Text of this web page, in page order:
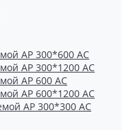
АР 300*600 AC
АР 300*1200 AC
АР 600 AC
АР 600*1200 AC
АР 300*300 АС